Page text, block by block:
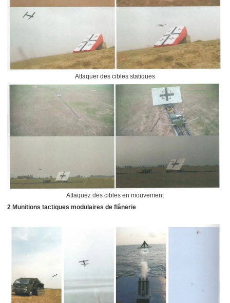
Attaquer des cibles statiques
Attaquez des cibles en mouvement
2 Munitions tactiques modulaires de flânerie